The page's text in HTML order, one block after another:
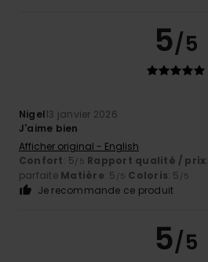
5/5
Nigel13 janvier 2026
J'aime bien
Afficher original - English
Confort: 5/5 Rapport qualité / prix
parfaite Matière: 5 /5 Coloris: 5 /5
Je recommande ce produit
5/5